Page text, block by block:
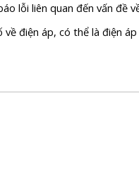
lỗi liên quan đến vấn đề
điện áp, có thể là điện